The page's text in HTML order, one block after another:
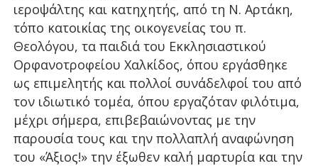
ιεροψάλτης και κατηχητής, από τη Ν. Αρτάκη,
τόπο κατοικίας της οικογενείας του π.
Θεολόγου, τα παιδιά του Εκκλησιαστικού
Ορφανοτροφείου Χαλκίδος, όπου εργάσθηκε
ως επιμελητής και πολλοί συνάδελφοί του από
τον ιδιωτικό τομέα, όπου εργαζόταν φιλότιμα,
μέχρι σήμερα, επιβεβαιώνοντας με την
παρουσία τους και την πολλαπλή αναφώνηση
του «Άξιος!» την έξωθεν καλή μαρτυρία και την